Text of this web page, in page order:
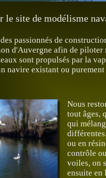
le site de modélisme
passionnés de
d'Auvergne afin de
sont propulsés par la
navire existant ou
Nous
tout âges,
qui
ou en
contrôle
voiles, on
ensuite en